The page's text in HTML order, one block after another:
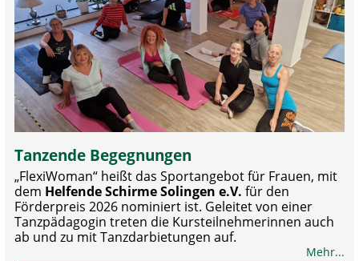
Tanzende Begegnungen
„FlexiWoman“ heißt das Sportangebot für Frauen, mit
dem Helfende Schirme Solingen e.V. für den
Förderpreis 2026 nominiert ist. Geleitet von einer
Tanzpädagogin treten die Kursteilnehmerinnen auch
ab und zu mit Tanzdarbietungen auf.
Mehr...